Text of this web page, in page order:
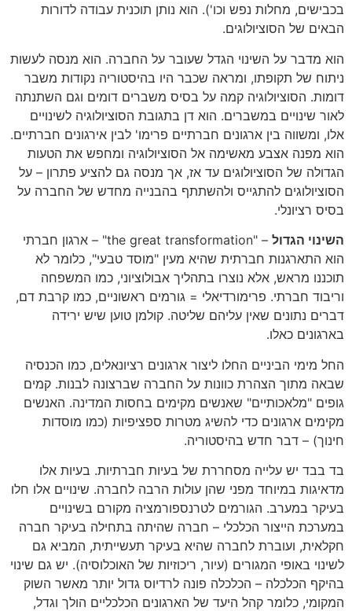
בכבישים, מחלות נפש וכו'). הוא נותן תוכנית עבודה לדורות
הבאים של הסוציולוגים.
הוא מדבר על השינוי הגדל שעובר על החברה. הוא מנסה לעשות
ניתוח של תקופתו, ומראה שכבר היו בהיסטוריה נקודות משבר
דומות. הסוציולוגיה קמה על בסיס משברים דומים וגם השתנתה
לאור שינויים במשברים. הוא דן בתגובת הסוציולוגיה לשינויים
אלו, ומשווה בין ארגונים חברתיים פרימו' לבין אירגונים חברתיים.
הוא מפנה אצבע מאשימה אל הסוציולוגיה ומחפש את הטעות
הגדולה של הסוציולוגים עד אז, אך מנסה גם להציע פתרון – על
הסוציולוגים להתגייס ולהשתתף בהבנייה מחדש של החברה על
בסיס רציונלי.
השינוי הגדול
– "the great transformation" – ארגון חברתי
הוא התארגנות חברתית שהיא מעין "מוסד טבעי", כלומר לא
תוכננו מראש, אלא נוצרו בתהליך אבולוציוני, כמו המשפחה
וריבוד חברתי. פרימורדיאלי = גורמים ראשוניים, כמו קרבת דם,
דברים נתונים שאין עליהם שליטה. קולמן טוען שיש ירידה
בארגונים כאלו.
החל מימי הביניים החלו ליצור ארגונים רציונאלים, כמו הכנסיה
שבאה מתוך הצהרת כוונות על החברה שברצונה לבנות. קמים
גופים "מלאכותיים" שאנשים מקימים בחסות המדינה. האנשים
מקימים ארגונים כדי להשיג מטרות ספציפיות (כמו מוסדות
חינוך) – דבר חדש בהיסטוריה.
בד בבד יש עלייה מסחררת של בעיות חברתיות. בעיות אלו
מדאיגות במיוחד מפני שהן עולות הרבה לחברה. שינויים אלו חלו
בעיקר במערב. הגורמים לטרנספורמציה מקורם בשינויים
במערכת הייצור הכלכלי – חברה שהיתה בתחילה בעיקר חברה
חקלאית, ועוברת לחברה שהיא בעיקר תעשייתית, המביא גם
לשינוי באופי המגורים (עיור, ריכוזיות של האוכלוסיה). יש גם שינוי
בהיקף הכלכלה – הכלכלה פונה לרדיוס גדול יותר מאשר השוק
המקומי, כלומר קהל היעד של הארגונים הכלכליים הולך וגדל,